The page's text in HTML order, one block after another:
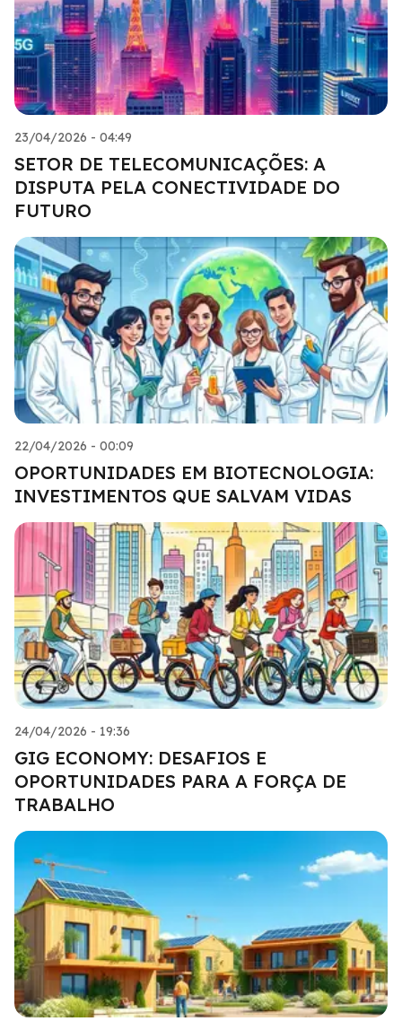
23/04/2026 - 04:49
SETOR DE TELECOMUNICAÇÕES: A
DISPUTA PELA CONECTIVIDADE DO
FUTURO
22/04/2026 - 00:09
OPORTUNIDADES EM BIOTECNOLOGIA:
INVESTIMENTOS QUE SALVAM VIDAS
24/04/2026 - 19:36
GIG ECONOMY: DESAFIOS E
OPORTUNIDADES PARA A FORÇA DE
TRABALHO